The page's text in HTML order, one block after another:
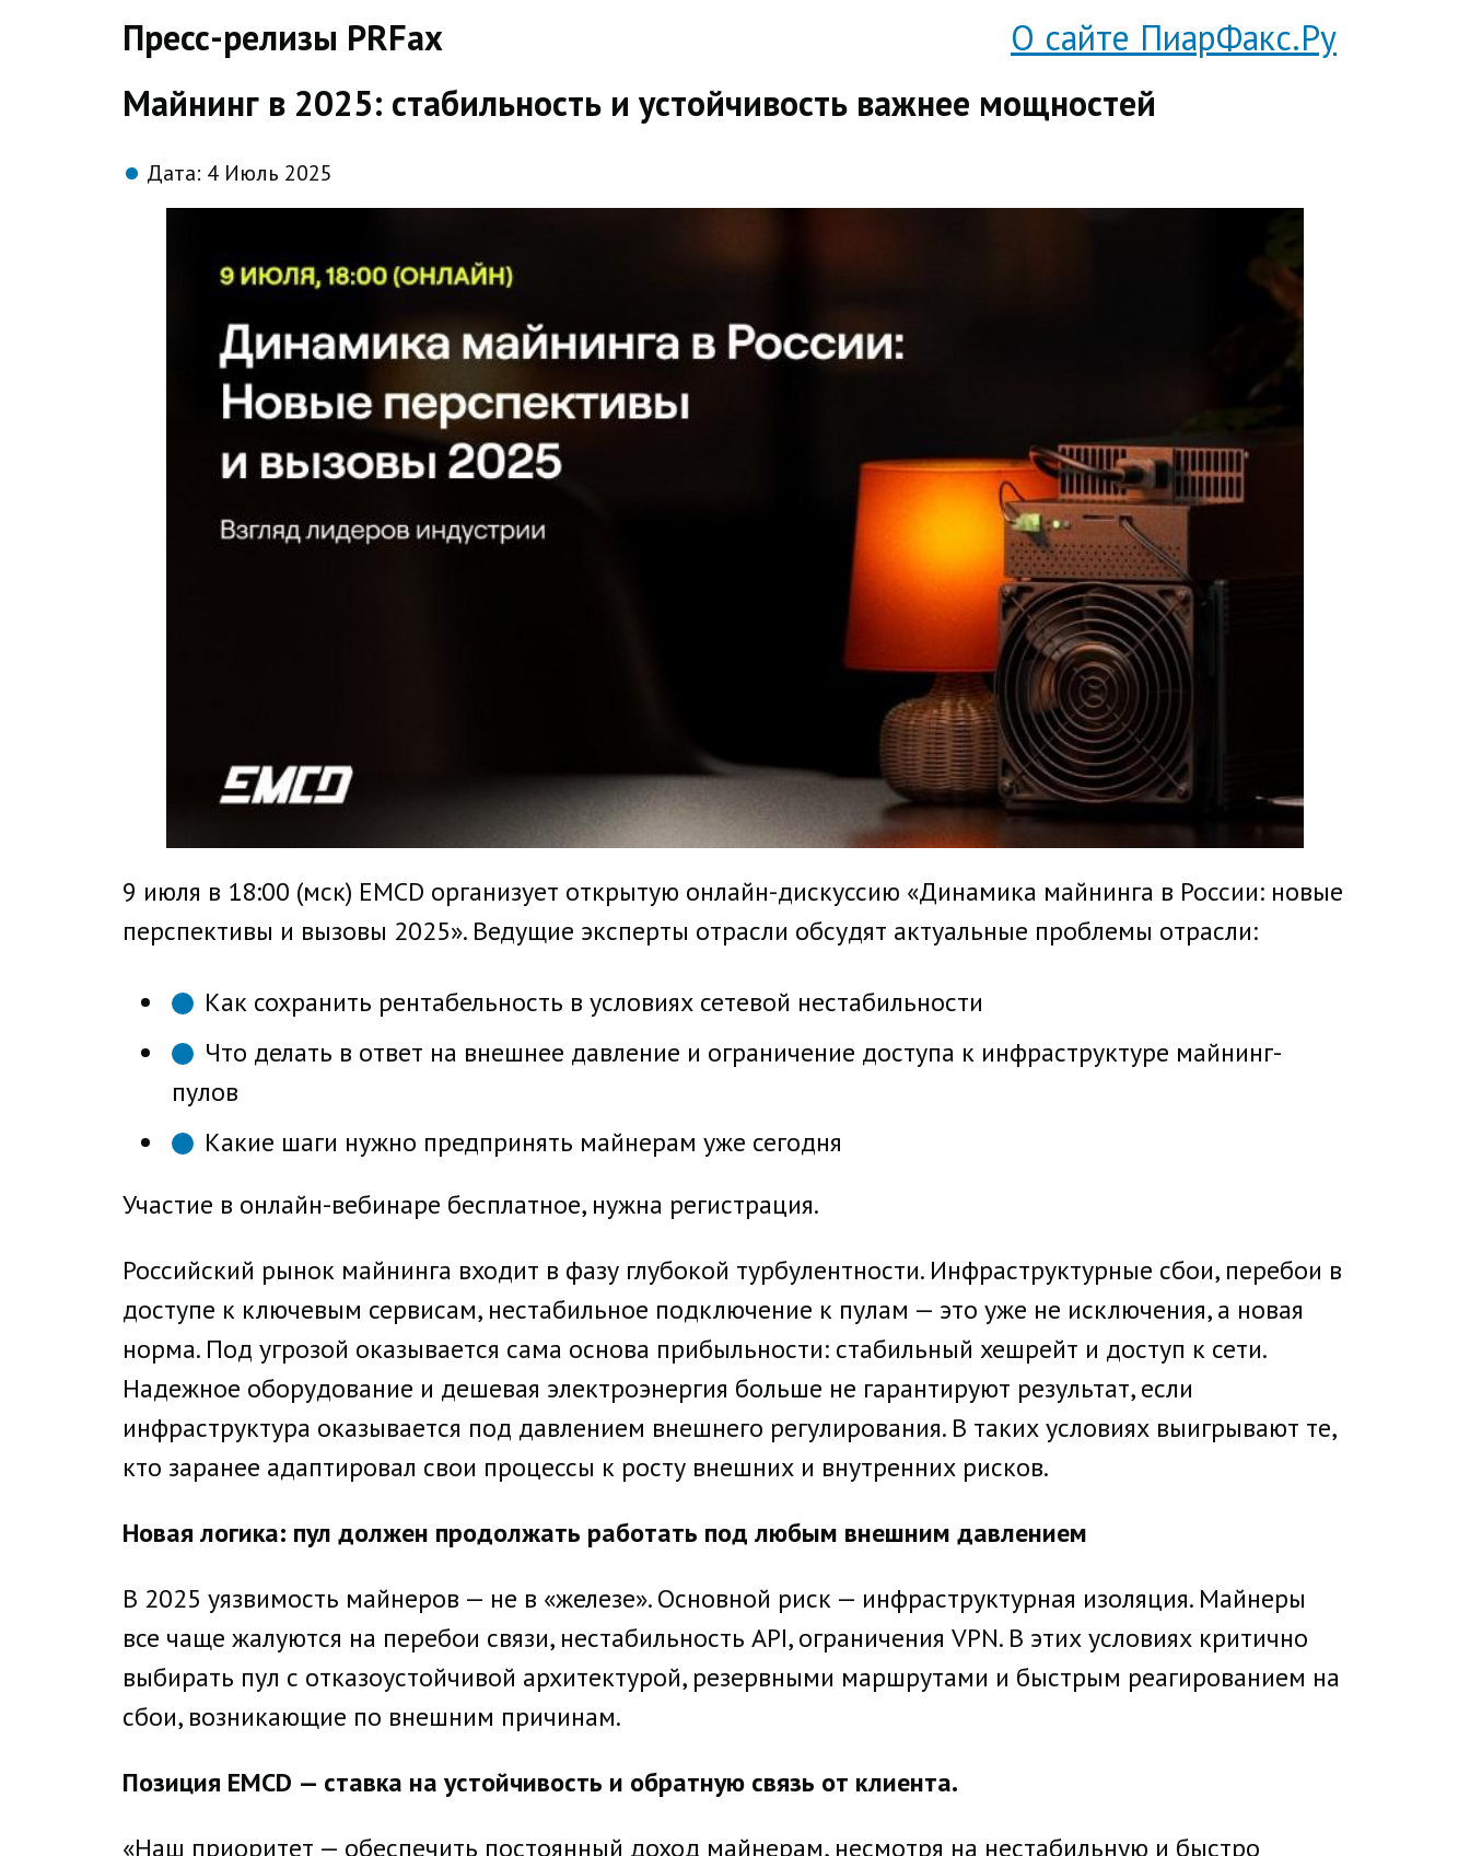
Пресс-релизы PRFax
О сайте ПиарФакс.Ру
Майнинг в 2025: стабильность и устойчивость важнее мощностей
Дата: 4 Июль 2025
9 июля в 18:00 (мск) EMCD организует открытую онлайн-дискуссию «Динамика майнинга в России: новые
перспективы и вызовы 2025». Ведущие эксперты отрасли обсудят актуальные проблемы отрасли:
Как сохранить рентабельность в условиях сетевой нестабильности
Что делать в ответ на внешнее давление и ограничение доступа к инфраструктуре майнинг-
пулов
Какие шаги нужно предпринять майнерам уже сегодня
Участие в онлайн-вебинаре бесплатное, нужна регистрация.
Российский рынок майнинга входит в фазу глубокой турбулентности. Инфраструктурные сбои, перебои в
доступе к ключевым сервисам, нестабильное подключение к пулам — это уже не исключения, а новая
норма. Под угрозой оказывается сама основа прибыльности: стабильный хешрейт и доступ к сети.
Надежное оборудование и дешевая электроэнергия больше не гарантируют результат, если
инфраструктура оказывается под давлением внешнего регулирования. В таких условиях выигрывают те,
кто заранее адаптировал свои процессы к росту внешних и внутренних рисков.
Новая логика: пул должен продолжать работать под любым внешним давлением
В 2025 уязвимость майнеров — не в «железе». Основной риск — инфраструктурная изоляция. Майнеры
все чаще жалуются на перебои связи, нестабильность API, ограничения VPN. В этих условиях критично
выбирать пул с отказоустойчивой архитектурой, резервными маршрутами и быстрым реагированием на
сбои, возникающие по внешним причинам.
Позиция EMCD — ставка на устойчивость и обратную связь от клиента.
«Наш приоритет — обеспечить постоянный доход майнерам, несмотря на нестабильную и быстро